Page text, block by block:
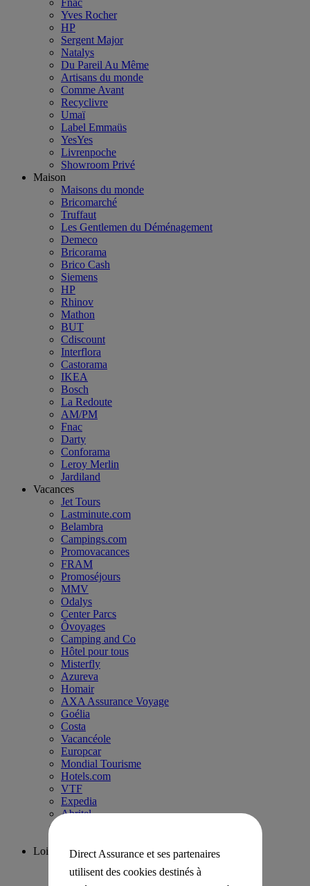
Fnac
Yves Rocher
HP
Sergent Major
Natalys
Du Pareil Au Même
Artisans du monde
Comme Avant
Recyclivre
Umaï
Label Emmaüs
YesYes
Livrenpoche
Showroom Privé
Maison
Maisons du monde
Bricomarché
Truffaut
Les Gentlemen du Déménagement
Demeco
Bricorama
Brico Cash
Siemens
HP
Rhinov
Mathon
BUT
Cdiscount
Interflora
Castorama
IKEA
Bosch
La Redoute
AM/PM
Fnac
Darty
Conforama
Leroy Merlin
Jardiland
Vacances
Jet Tours
Lastminute.com
Belambra
Campings.com
Promovacances
FRAM
Promoséjours
MMV
Odalys
Center Parcs
Ôvoyages
Camping and Co
Hôtel pour tous
Misterfly
Azureva
Homair
AXA Assurance Voyage
Goélia
Costa
Vacancéole
Europcar
Mondial Tourisme
Hotels.com
VTF
Expedia
Abritel
Loisirs
Fnac Spectacles
Direct Assurance et ses partenaires
utilisent des cookies destinés à